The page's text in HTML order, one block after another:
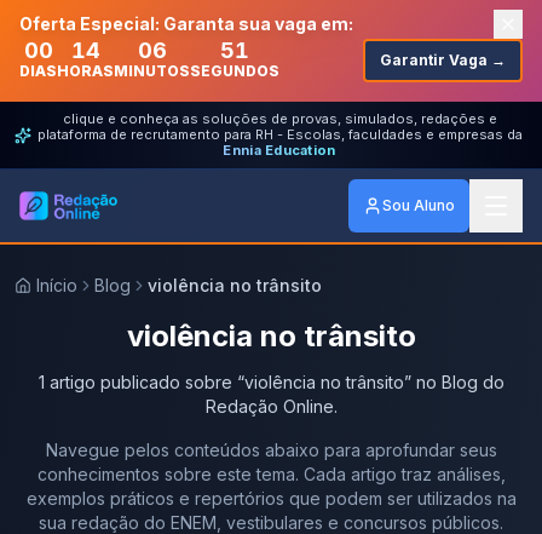
Oferta Especial: Garanta sua vaga em:
00
DIAS
14
HORAS
06
MINUTOS
51
SEGUNDOS
Garantir Vaga →
clique e conheça as soluções de provas, simulados, redações e
plataforma de recrutamento para RH - Escolas, faculdades e empresas da
Ennia Education
Sou Aluno
Início Blog violência no trânsito
violência no trânsito
1 artigo publicado sobre “violência no trânsito” no Blog do
Redação Online.
Navegue pelos conteúdos abaixo para aprofundar seus
conhecimentos sobre este tema. Cada artigo traz análises,
exemplos práticos e repertórios que podem ser utilizados na
sua redação do ENEM, vestibulares e concursos públicos.